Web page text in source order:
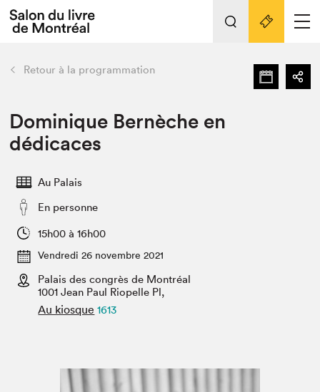
Espace médias
Espace exposant⋅e⋅s
Tout sur l'édition 2022
Actualités
Club de lecture Braindate
retour Nos activités
Édition 2022
Planifier sa visite
Nous connaître
Projets partenaires 2022
Archives
Liens pratiques
Retour à la programmation
Dominique Bernèche en
dédicaces
Au Palais
En personne
15h00 à 16h00
Vendredi 26 novembre 2021
Palais des congrès de Montréal
1001 Jean Paul Riopelle Pl,
Au kiosque 1613